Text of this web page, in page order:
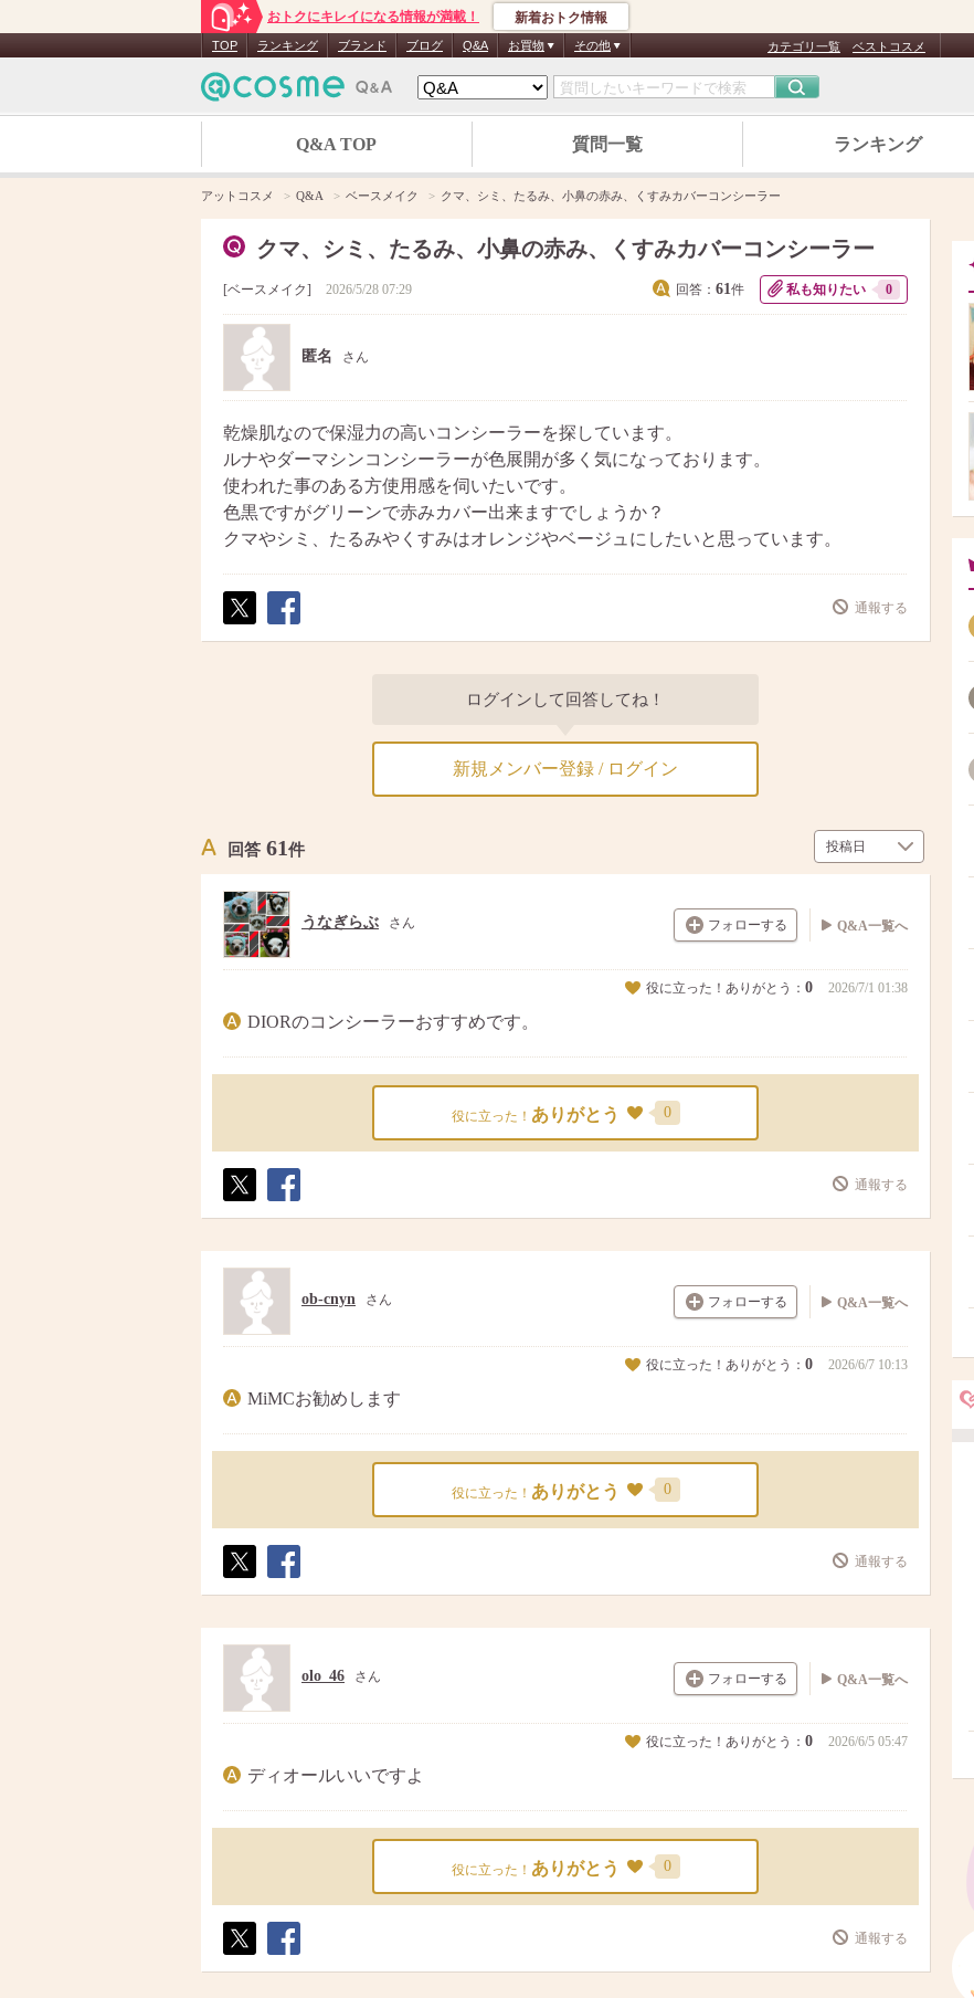
おトクにキレイになる情報が満載！ 新着おトク情報
TOP ランキング ブランド ブログ Q&A お買物 その他 カテゴリ一覧 ベストコスメ
Q&A TOP 質問一覧 ランキング
アットコスメ Q&A ベースメイク クマ、シミ、たるみ、小鼻の赤み、くすみカバーコンシーラー
クマ、シミ、たるみ、小鼻の赤み、くすみカバーコンシーラー
ベースメイク 2026/5/28 07:29 回答： 61件 私も知りたい 0
匿名 さん
乾燥肌なので保湿力の高いコンシーラーを探しています。
ルナやダーマシンコンシーラーが色展開が多く気になっております。
使われた事のある方使用感を伺いたいです。
色黒ですがグリーンで赤みカバー出来ますでしょうか？
クマやシミ、たるみやくすみはオレンジやベージュにしたいと思っています。
ト
ア
通報する
ログインして回答してね！
新規メンバー登録 / ログイン
回答 61件
フォローする
うなぎらぶ さん Q&A一覧へ
役に立った！ありがとう： 0 2026/7/1 01:38
DIORのコンシーラーおすすめです。
役に立った！ ありがとう 0
ト
ア
通報する
フォローする
ob-cnyn さん Q&A一覧へ
役に立った！ありがとう： 0 2026/6/7 10:13
MiMCお勧めします
役に立った！ ありがとう 0
ト
ア
通報する
フォローする
olo_46 さん Q&A一覧へ
役に立った！ありがとう： 0 2026/6/5 05:47
ディオールいいですよ
役に立った！ ありがとう 0
ト
ア
通報する